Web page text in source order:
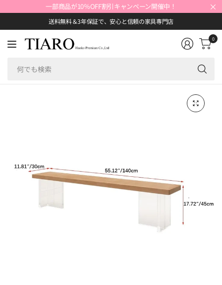
一部商品が10％OFF割引キャンペーン開催中！ ×
送料無料＆3年保証で、安心と信頼の家具専門店
0